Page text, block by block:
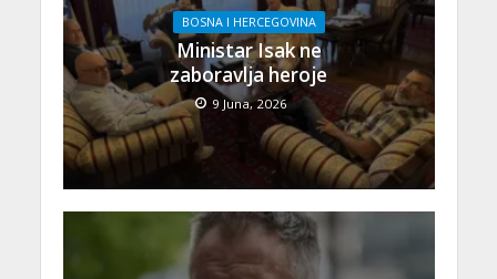
BOSNA I HERCEGOVINA
Ministar Isak ne
zaboravlja heroje
9 Juna, 2026